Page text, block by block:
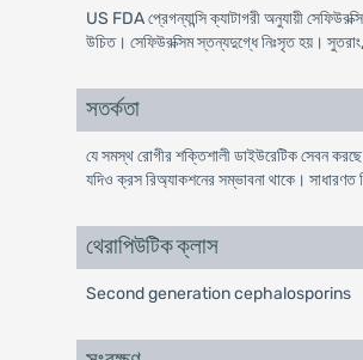
US FDA প্রেগন্যান্সি ক্যাটাগরী অনুযায়ী
উচিত। সেফিউরক্সিম স্তন্যদুগ্ধে নিঃসৃত হয়।
সতর্কতা
যে সমস্থ রোগীর শক্তিশালী ডাইউরেটিক সেবন করছে
যদিও ক্রস রিঅ্যাকশনের সম্ভাবনা থাকে। সাধারণত
থেরাপিউটিক ক্লাস
Second generation cephalosporins